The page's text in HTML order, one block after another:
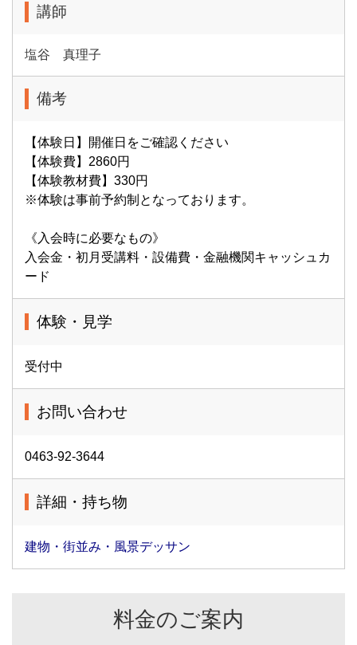
講師
塩谷 真理子
備考
【体験日】開催日をご確認ください
【体験費】2860円
【体験教材費】330円
※体験は事前予約制となっております。
《入会時に必要なもの》
入会金・初月受講料・設備費・金融機関キャッシュカ
ード
体験・見学
受付中
お問い合わせ
0463-92-3644
詳細・持ち物
建物・街並み・風景デッサン
料金のご案内